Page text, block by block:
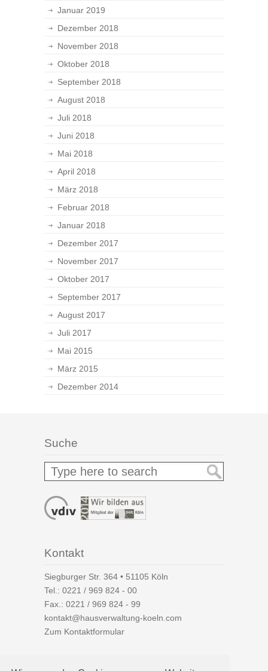
Januar 2019
Dezember 2018
November 2018
Oktober 2018
September 2018
August 2018
Juli 2018
Juni 2018
Mai 2018
April 2018
März 2018
Februar 2018
Januar 2018
Dezember 2017
November 2017
Oktober 2017
September 2017
August 2017
Juli 2017
Mai 2015
März 2015
Dezember 2014
Suche
Kontakt
Siegburger Str. 364 • 51105 Köln
Tel.: 0221 / 969 824 - 00
Fax.: 0221 / 969 824 - 99
kontakt@hausverwaltung-koeln.com
Zum Kontaktformular